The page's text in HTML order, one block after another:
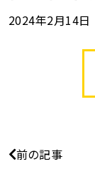
2024年2月14日
前の記事